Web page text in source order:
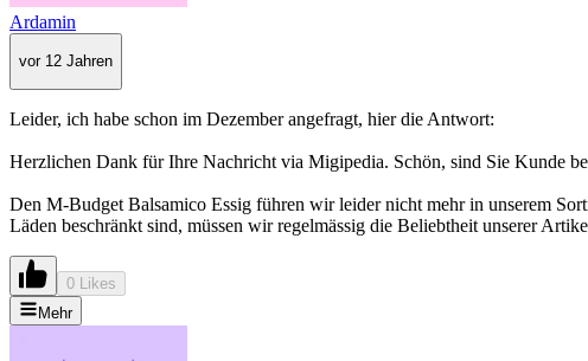
Ardamin
vor 12 Jahren
Leider, ich habe schon im Dezember angefragt, hier die Antwort:
Herzlichen Dank für Ihre Nachricht via Migipedia. Schön, sind Sie Kunde
Den M-Budget Balsamico Essig führen wir leider nicht mehr in unserem
Läden beschränkt sind, müssen wir regelmässig die Beliebtheit unserer
0 Likes
Mehr